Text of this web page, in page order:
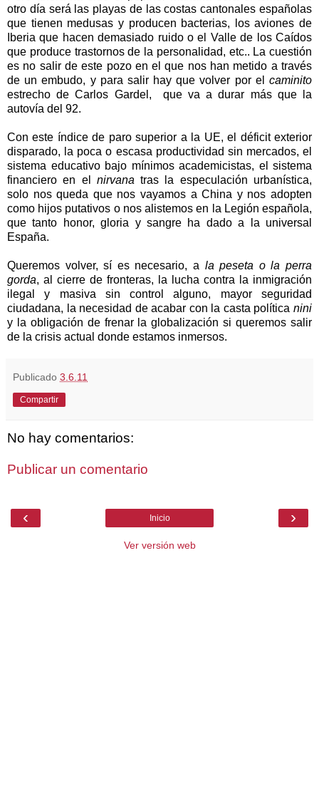
otro día será las playas de las costas cantonales españolas
que tienen medusas y producen bacterias, los aviones de
Iberia que hacen demasiado ruido o el Valle de los Caídos
que produce trastornos de la personalidad, etc.. La cuestión
es no salir de este pozo en el que nos han metido a través
de un embudo, y para salir hay que volver por el caminito
estrecho de Carlos Gardel,
que va a durar más que la
autovía del 92.
Con este índice de paro superior a la UE, el déficit exterior
disparado, la poca o escasa productividad sin mercados, el
sistema educativo bajo mínimos academicistas, el sistema
financiero en el nirvana tras la especulación urbanística,
solo nos queda que nos vayamos a China y nos adopten
como hijos putativos o nos alistemos en la Legión española,
que tanto honor, gloria y sangre ha dado a la universal
España.
Queremos volver, sí es necesario, a la peseta o la perra
gorda, al cierre de fronteras, la lucha contra la inmigración
ilegal y masiva sin control alguno, mayor seguridad
ciudadana, la necesidad de acabar con la casta política nini
y la obligación de frenar la globalización si queremos salir
de la crisis actual donde estamos inmersos.
Publicado 3.6.11
Compartir
No hay comentarios:
Publicar un comentario
‹ ›
Inicio
Ver versión web